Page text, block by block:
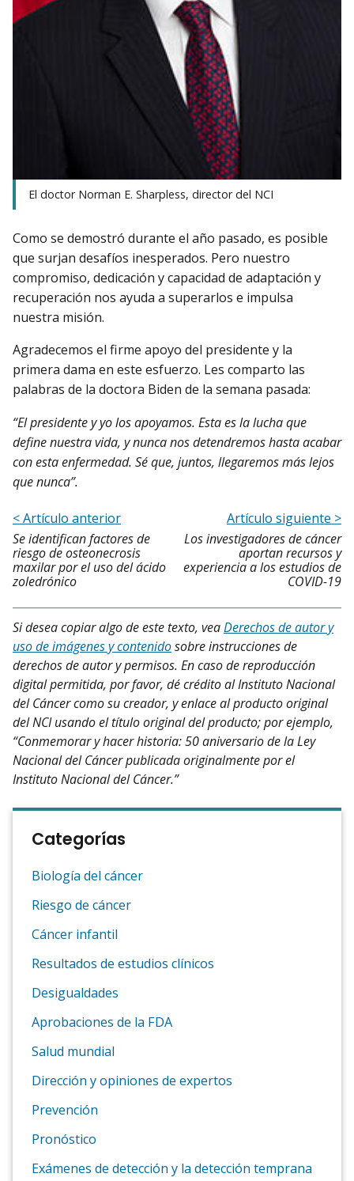
El doctor Norman E. Sharpless, director del NCI
Como se demostró durante el año pasado, es posible
que surjan desafíos inesperados. Pero nuestro
compromiso, dedicación y capacidad de adaptación y
recuperación nos ayuda a superarlos e impulsa
nuestra misión.
Agradecemos el firme apoyo del presidente y la
primera dama en este esfuerzo. Les comparto las
palabras de la doctora Biden de la semana pasada:
“El presidente y yo los apoyamos. Esta es la lucha que
define nuestra vida, y nunca nos detendremos hasta acabar
con esta enfermedad. Sé que, juntos, llegaremos más lejos
que nunca”.
< Artículo anterior
Se identifican factores de
riesgo de osteonecrosis
maxilar por el uso del ácido
zoledrónico
Artículo siguiente >
Los investigadores de cáncer
aportan recursos y
experiencia a los estudios de
COVID-19
Si desea copiar algo de este texto, veaDerechos de autor y
uso de imágenes y contenidosobre instrucciones de
derechos de autor y permisos. En caso de reproducción
digital permitida, por favor, dé crédito al Instituto Nacional
del Cáncer como su creador, y enlace al producto original
del NCI usando el título original del producto; por ejemplo,
“Conmemorar y hacer historia: 50 aniversario de la Ley
Nacional del Cáncer publicada originalmente por el
Instituto Nacional del Cáncer.”
Categorías
Biología del cáncer
Riesgo de cáncer
Cáncer infantil
Resultados de estudios clínicos
Desigualdades
Aprobaciones de la FDA
Salud mundial
Dirección y opiniones de expertos
Prevención
Pronóstico
Exámenes de detección y la detección temprana